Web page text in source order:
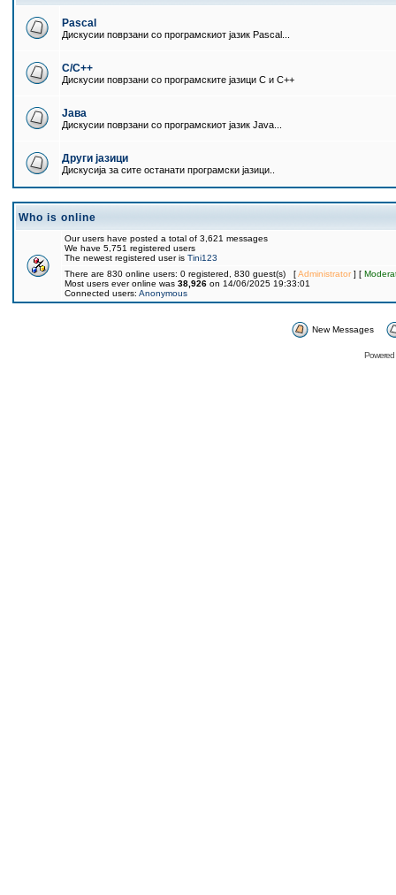
Pascal
Дискусии поврзани со програмскиот јазик Pascal...
C/C++
Дискусии поврзани со програмските јазици C и C++
Јава
Дискусии поврзани со програмскиот јазик Java...
Други јазици
Дискусија за сите останати програмски јазици..
Who is online
Our users have posted a total of 3,621 messages
We have 5,751 registered users
The newest registered user is Tini123
There are 830 online users: 0 registered, 830 guest(s) [Administrator] [
Most users ever online was 38,926 on 14/06/2025 19:33:01
Connected users: Anonymous
New Messages